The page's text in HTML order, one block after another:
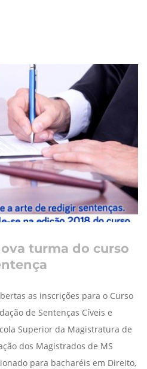
turma do curso
as inscrições para o Curso
de Sentenças Cíveis e
Superior da Magistratura de
dos Magistrados de MS
para bacharéis em Direito,